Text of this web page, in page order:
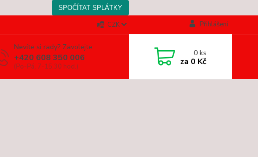
CZK Přihlášení
Nevíte si rady? Zavolejte.
+420 608 350 006
(Po-Pá, 7-15.30 hod.)
0ks
za 0 Kč